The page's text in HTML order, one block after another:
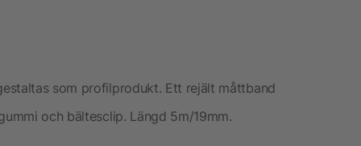
som profilprodukt. Ett rejält måttband
och bältesclip. Längd 5m/19mm.